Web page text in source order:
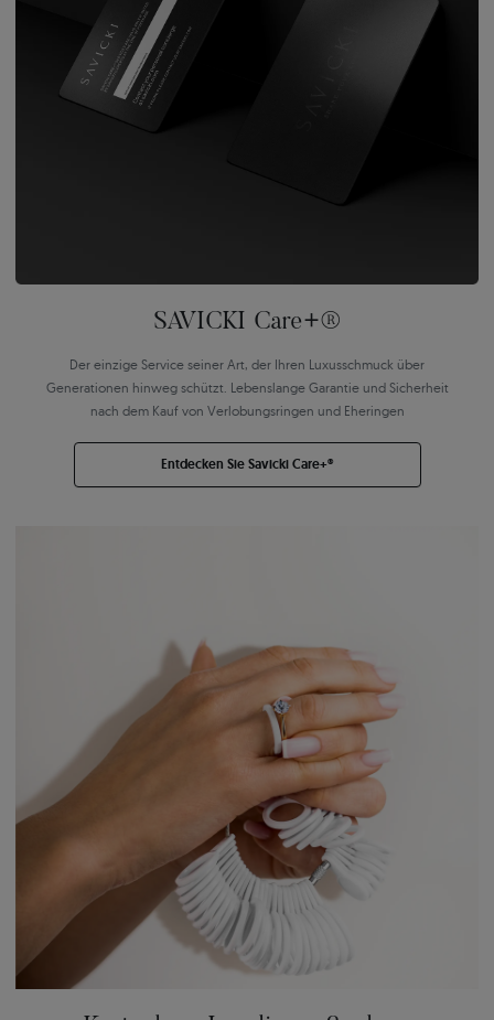
SAVICKI Care+®
Der einzige Service seiner Art, der Ihren Luxusschmuck über
Generationen hinweg schützt. Lebenslange Garantie und Sicherheit
nach dem Kauf von Verlobungsringen und Eheringen
Entdecken Sie Savicki Care+®